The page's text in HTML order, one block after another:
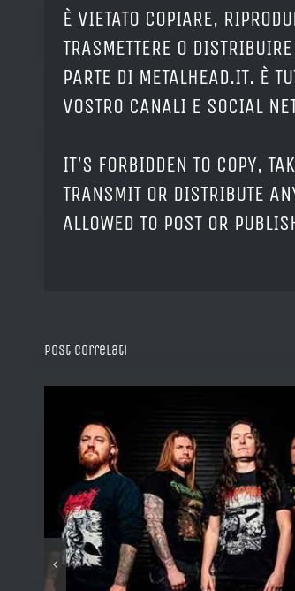
È VIETATO COPIARE,
TRASMETTERE O
PARTE DI METALHEAD.IT. È
VOSTRO CANALI E SOCIAL
IT'S FORBIDDEN TO COPY,
TRANSMIT OR DISTRIBUTE
ALLOWED TO POST OR
Post correlati